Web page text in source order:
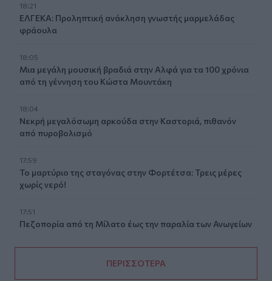
18:21
ΕΛΓΕΚΑ: Προληπτική ανάκληση γνωστής μαρμελάδας
φράουλα
18:05
Μια μεγάλη μουσική βραδιά στην Αλφά για τα 100 χρόνια
από τη γέννηση του Κώστα Μουντάκη
18:04
Νεκρή μεγαλόσωμη αρκούδα στην Καστοριά, πιθανόν
από πυροβολισμό
17:59
Το μαρτύριο της σταγόνας στην Φορτέτσα: Τρεις μέρες
χωρίς νερό!
17:51
Πεζοπορία από τη Μίλατο έως την παραλία των Ανωγείων
ΠΕΡΙΣΣΟΤΕΡΑ